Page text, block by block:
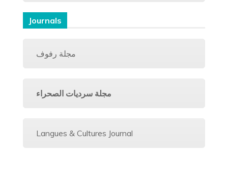
Journals
مجلة رفوف
مجلة سرديات الصحراء
Langues & Cultures Journal